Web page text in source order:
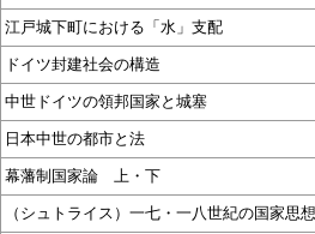
江戸城下町における「水」支配
ドイツ封建社会の構造
中世ドイツの領邦国家と城塞
日本中世の都市と法
幕藩制国家論 上・下
（シュトライス）一七・一八世紀の国家思